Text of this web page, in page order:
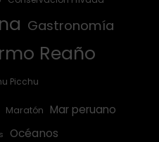
Gastronomía
Reaño
Picchu
Maratón Mar peruano
Océanos